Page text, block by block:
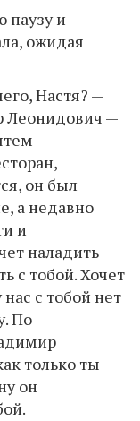
паузу и
ожидая
Настя? —
Леонидович —
он был
а недавно
и
наладить
с тобой. Хочет
с тобой нет
По
только ты
он